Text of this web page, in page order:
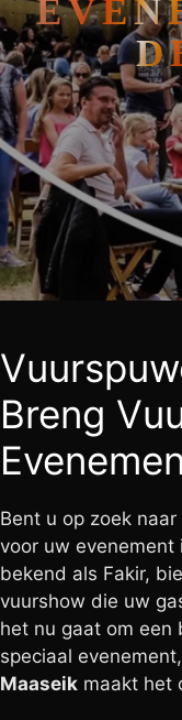
Breng
Bent u op zoek
voor uw evenement
bekend als Fakir,
vuurshow die uw
het nu gaat om
speciaal
Maaseik maakt het